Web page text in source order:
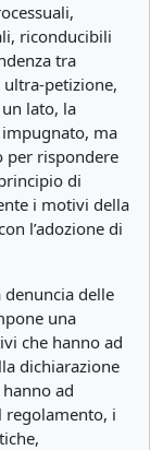
riconducibili
tra
petizione,
lato, la
ma
per rispondere
di
i motivi della
l’adozione di
delle
una
che hanno ad
dichiarazione
ad
regolamento, i